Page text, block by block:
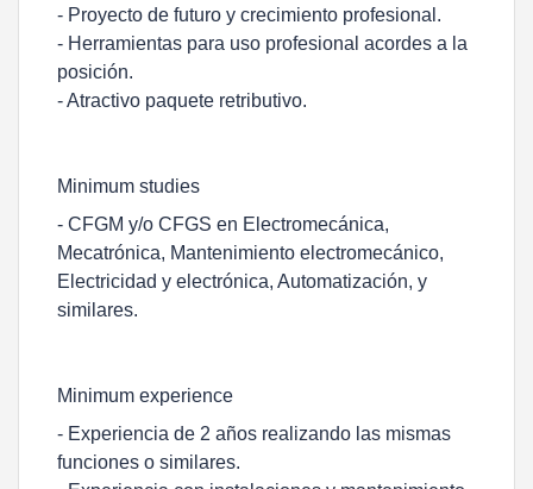
- Proyecto de futuro y crecimiento profesional.
- Herramientas para uso profesional acordes a la
posición.
- Atractivo paquete retributivo.
Minimum studies
- CFGM y/o CFGS en Electromecánica,
Mecatrónica, Mantenimiento electromecánico,
Electricidad y electrónica, Automatización, y
similares.
Minimum experience
- Experiencia de 2 años realizando las mismas
funciones o similares.